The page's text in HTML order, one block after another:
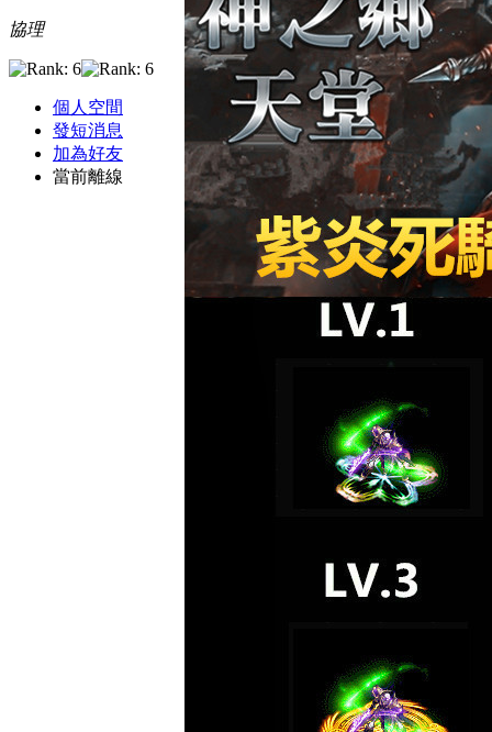
協理
個人空間
發短消息
加為好友
當前離線